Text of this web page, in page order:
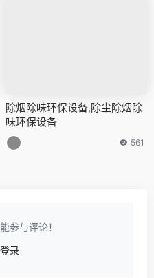
除烟除味环保设备,除尘除烟除
味环保设备
561
参与评论！
录